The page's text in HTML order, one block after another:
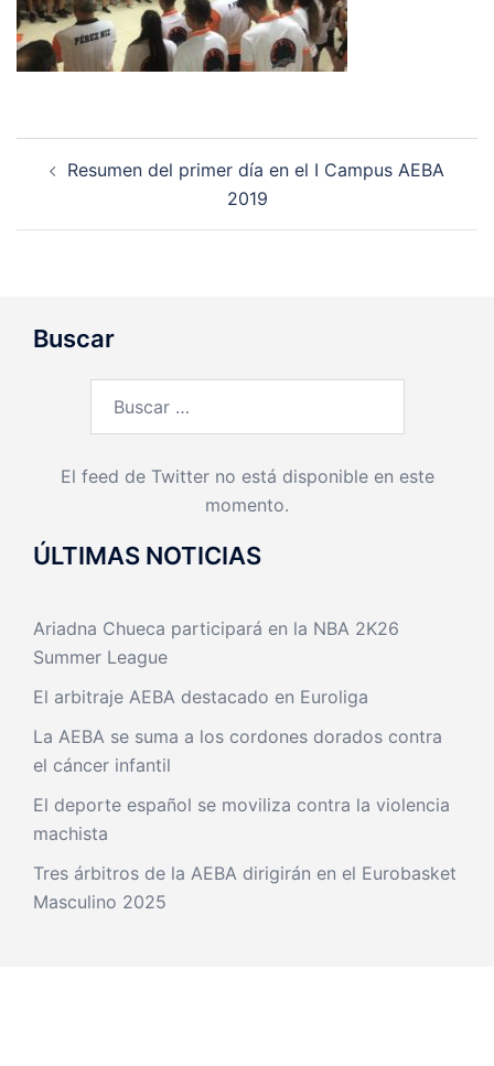
Resumen del primer día en el I Campus AEBA
2019
Buscar
El feed de Twitter no está disponible en este
momento.
ÚLTIMAS NOTICIAS
Ariadna Chueca participará en la NBA 2K26
Summer League
El arbitraje AEBA destacado en Euroliga
La AEBA se suma a los cordones dorados contra
el cáncer infantil
El deporte español se moviliza contra la violencia
machista
Tres árbitros de la AEBA dirigirán en el Eurobasket
Masculino 2025